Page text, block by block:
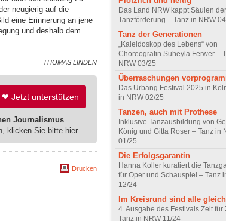
neugierig auf die
eine Erinnerung an jene
und deshalb dem
THOMAS LINDEN
❤ Jetzt unterstützen
Journalismus
klicken Sie bitte hier.
Drucken
Das Land NRW kappt Säulen der
Tanzförderung – Tanz in NRW
Tanz der Generationen
„Kaleidoskop des Lebens“ von
Choreografin Suheyla Ferwer –
NRW 03/25
Überraschungen
Das Urbäng Festival 2025 in
in NRW 02/25
Tanzen, auch mit Prothese
Inklusive Tanzausbildung von
König und Gitta Roser – Tanz in
01/25
Die Erfolgsgarantin
Hanna Koller kuratiert die
für Oper und Schauspiel – Tanz
12/24
Im Kreisrund sind alle gleich
4. Ausgabe des Festivals Zeit für
Tanz in NRW 11/24